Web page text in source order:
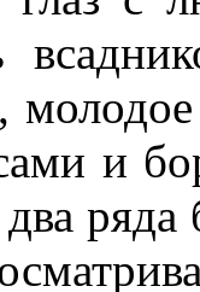
и
два